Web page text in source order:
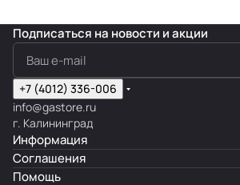
Подписаться на новости и акции
+7 (4012) 336-006
info@gastore.ru
г. Калининград
Информация
Соглашения
Помощь